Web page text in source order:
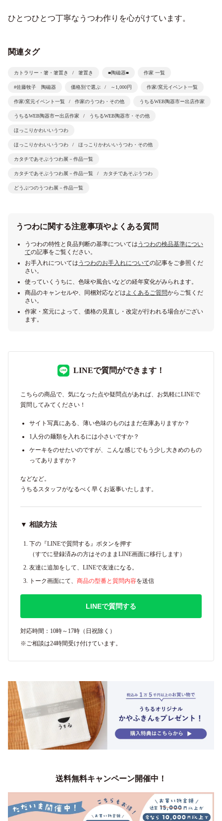
ひとつひとつ丁寧なうつわ作りを心がけています。
関連タグ
カトラリー・箸・箸置き 箸置き ■陶磁器■ 作家 一覧
#佐藤牧子 陶磁器 価格別で選ぶ ～1,000円 作家/窯元イベント一覧
作家/窯元イベント一覧 作家のうつわ・その他 うちるWEB陶器市ー出店作家
うちるWEB陶器市ー出店作家 うちるWEB陶器市・その他
ほっこりかわいいうつわ
ほっこりかわいいうつわ ほっこりかわいいうつわ・その他
カタチであそぶうつわ展－作品一覧
カタチであそぶうつわ展－作品一覧 カタチであそぶうつわ
どうぶつのうつわ展－作品一覧
うつわに関する注意事項やよくある質問
うつわの特性と良品判断の基準については うつわの検品基準につい
ての記事をご覧ください。
お手入れについては うつわのお手入れについての記事をご参照くだ
さい。
使っていくうちに、色味や風合いなどの経年変化がみられます。
商品のキャンセルや、同梱対応などは よくあるご質問からご覧くだ
さい。
作家・窯元によって、価格の見直し・改定が行われる場合がござい
ます。
LINEで質問ができます！
こちらの商品で、気になった点や疑問点があれば、お気軽にLINEで
質問してみてください！
サイト写真にある、薄い色味のものはまだ在庫ありますか？
1人分の麺類を入れるには小さいですか？
ケーキをのせたいのですが、こんな感じでもう少し大きめのもの
ってありますか？
などなど。
うちるスタッフがなるべく早くお返事いたします。
▼ 相談方法
下の『LINEで質問する』ボタンを押す
（すでに登録済みの方はそのままLINE画面に移行します）
友達に追加をして、LINEで友達になる。
トーク画面にて、 商品の型番と質問内容を送信
LINEで質問する
対応時間：10時～17時（日祝除く）
※ご相談は24時間受け付けています。
送料無料キャンペーン開催中！